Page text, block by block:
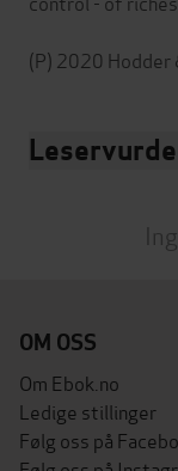
OM OSS
Om Ebok.no
Ledige stillinger
Følg oss på